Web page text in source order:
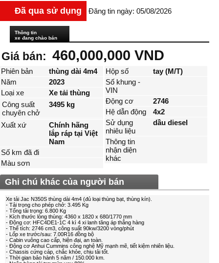
Đã qua sử dụng Đăng tin ngày: 05/08/2026
Thông tin
xe đang chào bán
Giá bán: 460,000,000 VND
Phiên bản
thùng dài 4m4
Năm
2023
Loại xe
Xe tải thùng
Công suất
chuyên chở
3495 kg
Xuất xứ
Chính hãng
lắp ráp tại Việt
Nam
Số km đã đi
Màu sơn
Hộp số
tay (M/T)
Số khung -
VIN
Động cơ
2746
Hệ dẫn động
4x2
Sử dụng
nhiêu liệu
dầu diesel
Thông tin
nhận diện
khác
Ghi chú khác của người bán